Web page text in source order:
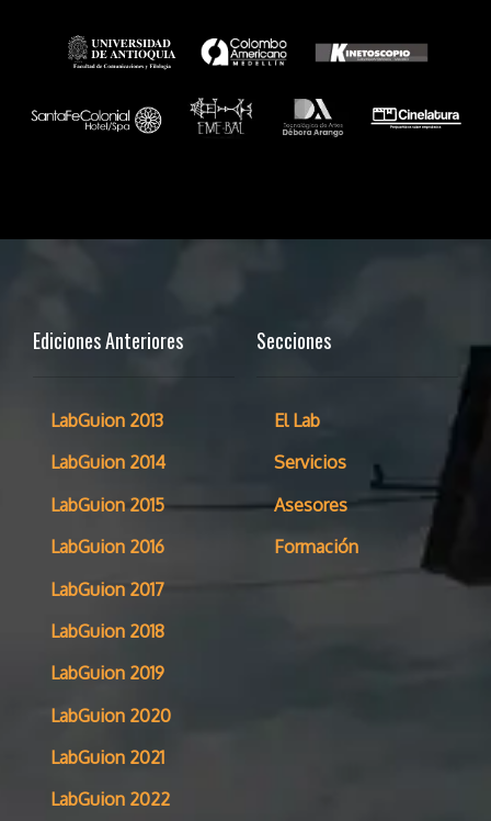
Ediciones Anteriores
LabGuion 2013
LabGuion 2014
LabGuion 2015
LabGuion 2016
LabGuion 2017
LabGuion 2018
LabGuion 2019
LabGuion 2020
LabGuion 2021
LabGuion 2022
Secciones
El Lab
Servicios
Asesores
Formación